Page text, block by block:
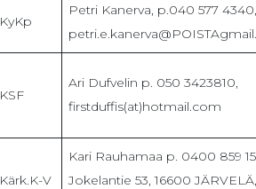
KyKp
Petri Kanerva, p.040 577 4340,
KSF
Ari Dufvelin p. 050 3423810,
firstduffis(at)hotmail.com
Kärk.K-V
Kari Rauhamaa p. 0400 859
Jokelantie 53, 16600 JÄRVELÄ,